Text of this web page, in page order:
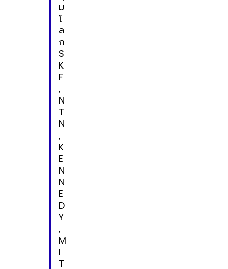
ม
โ
ล
ก
S
K
F
,
N
T
N
,
K
E
N
N
E
D
Y
,
M
I
T